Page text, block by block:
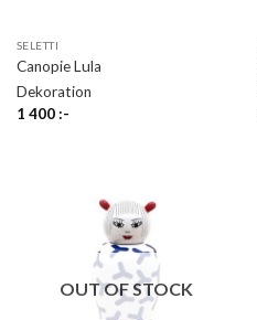
SELETTI
Canopie Lula
Dekoration
1 400:-
OUT OF STOCK